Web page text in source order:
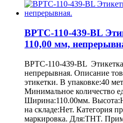
BPTC-110-439-BL
110,00 мм,
BPTC-110-439-BL
непрерывная. Описание
этикетки. В упаковке:40
Минимальное количество
Ширина:110.00мм.
на складе:Нет. Категория
маркировка. Для:THT.